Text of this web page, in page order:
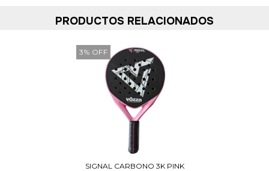
PRODUCTOS RELACIONADOS
3% OFF
SIGNAL CARBONO 3K PINK